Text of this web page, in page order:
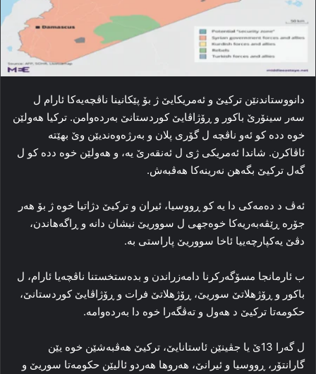
دانووستاندنێن ترکیێ و ئه‌مریکایێ ژ بۆ پێکانینا ناڤچه‌یه‌کا ئارام ل
سه‌ر سینۆرێ باکور و ڕۆژاڤایێ کوردستانێ به‌رده‌وامن. ترکیا هه‌ولێن
خوه‌ دده‌ کو ئه‌و ناڤچه‌ ل گۆری پلان و به‌رژه‌وه‌ندیێن وێ بھێتە
ئاڤاكرن. شاندا ئه‌مریکی ژی ل ئه‌نقه‌رێ یه‌، و هه‌ولێن خوه‌ دده‌ کو ل
گه‌ل ترکیێ بگەهن نه‌رینه‌کا هه‌ڤبه‌ش.
ئه‌ڤ د ده‌مه‌کی دا یه‌ کو ڕووسیا، ئیران و ترکیێ دژاتیا خوه‌ ژ بۆ هه‌ر
جۆره‌ ڕێڤه‌به‌ریه‌کا خوه‌جهی ل سووریێ نیشان دانه‌ و ڕاگەهاندن،
دڤێ یه‌کپارچه‌ییا ئاخا سووریێ پاراستی به‌.
ب ئارمانجا مسۆگه‌رکرنا دامه‌زراندن و بده‌ستخستنا ناڤچه‌یا ئارام، ل
باکور و ڕۆژهلاتێ سوریێ، ڕۆژهلاتێ فرات و ڕۆژاڤایێ کوردستانێ،
حکومه‌تا ترکیێ د هه‌ول و ته‌ڤگه‌را خوه‌ دا به‌رده‌وامه‌.
ل گه‌را 13ێ یا جڤینێن ئاستانایێ، ترکیێ هه‌ڤبه‌شێن خوه‌ یێن
گارانتۆر، ڕووسیا و ئیرانێ، هه‌روها هه‌ردو ئالیێن حکومه‌تا سوریێ و